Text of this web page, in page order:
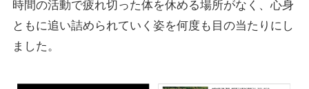
時間の活動で疲れ切った体を休める場所がなく、心身
ともに追い詰められていく姿を何度も目の当たりにし
ました。